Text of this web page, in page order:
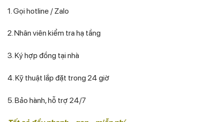
1. Gọi hotline / Zalo
2. Nhân viên kiểm tra hạ tầng
3. Ký hợp đồng tại nhà
4. Kỹ thuật lắp đặt trong 24 giờ
5. Bảo hành, hỗ trợ 24/7